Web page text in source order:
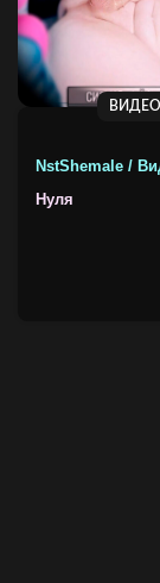
NstShemale /
Нуля